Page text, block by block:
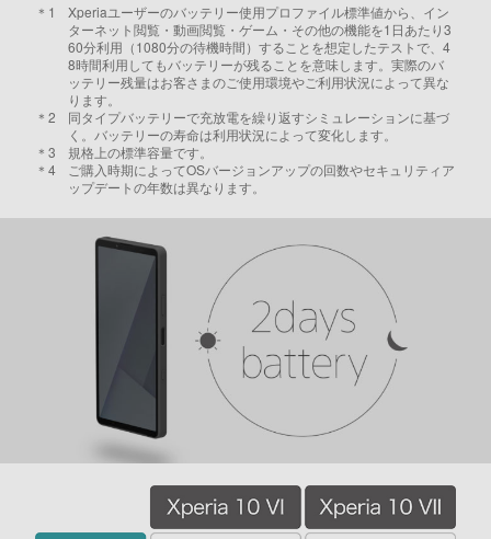
＊1
Xperiaユーザーのバッテリー使用プロファイル標準値から、イン
ターネット閲覧・動画閲覧・ゲーム・その他の機能を1日あたり3
60分利用（1080分の待機時間）することを想定したテストで、4
8時間利用してもバッテリーが残ることを意味します。実際のバ
ッテリー残量はお客さまのご使用環境やご利用状況によって異な
ります。
＊2
同タイプバッテリーで充放電を繰り返すシミュレーションに基づ
く。バッテリーの寿命は利用状況によって変化します。
＊3
規格上の標準容量です。
＊4
ご購入時期によってOSバージョンアップの回数やセキュリティア
ップデートの年数は異なります。